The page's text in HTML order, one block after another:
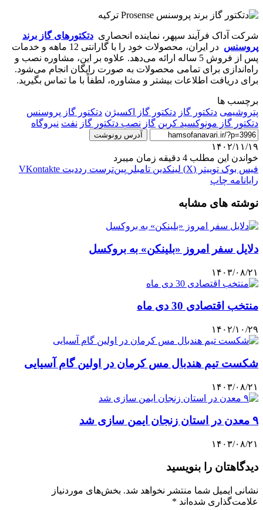
شرکت آداک فرآیند سپهر، نماینده انحصاری دتکتورهای گاز برند
پروسنس
در ایران، محصولات خود را با گارانتی 12 ماهه و خدمات
پس از فروش 5 ساله ارائه می‌دهد. علاوه بر این، مشاوره نصب و
راه‌اندازی برای تمامی محصولات به صورت رایگان انجام می‌شود.
برای دریافت اطلاعات بیشتر و مشاوره، لطفاً با ما تماس بگیرید.
برچسب ها
پتروشیمی دتکتور گاز دتکتور گاز اکسیژن دتکتور گاز پروسنس
دتکتور گاز مونوکسید کربن گاز نصب دتکتور گاز نفت نیروگاه
آدرس رونوشت
۱۴۰۲/۱۱/۱۹
خواندن این مطلب 4 دقیقه زمان میبرد
فیس بوک توییتر (X) لینکدین ‫تامبلر ‫پین‌ترست ‫رددیت ‫VKontakte
رایانامه چاپ
نوشته های مشابه
دلایل سفر امروز «بلینکن» به بروکسل
۱۴۰۳/۰۸/۲۱
منتخب اقتصادی 30 دی ماه
۱۴۰۲/۱۰/۲۹
شکست تیم هندبال مس کرمان در اولین گام آسیایی
۱۴۰۳/۰۸/۲۱
۹ معدن در استان زنجان ایمن سازی شد
۱۴۰۳/۰۸/۲۱
دیدگاهتان را بنویسید
نشانی ایمیل شما منتشر نخواهد شد. بخش‌های موردنیاز
علامت‌گذاری شده‌اند *